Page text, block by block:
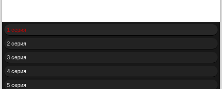
1 серия
2 серия
3 серия
4 серия
5 серия